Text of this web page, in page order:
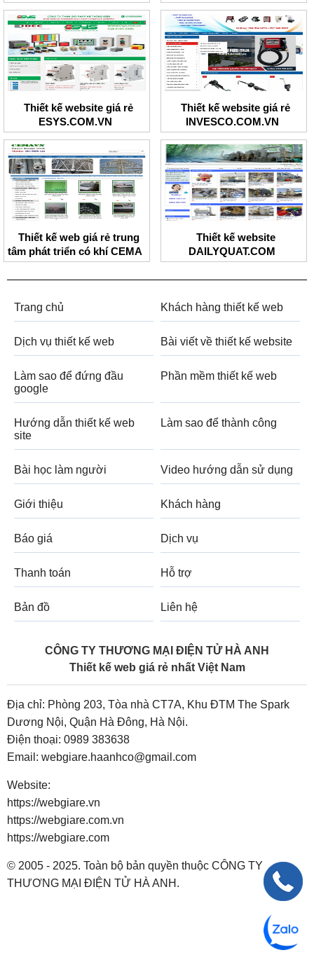
Thiết kế website giá rẻ
ESYS.COM.VN
Thiết kế website giá rẻ
INVESCO.COM.VN
Thiết kế web giá rẻ trung
tâm phát triển có khí CEMA
Thiết kế website
DAILYQUAT.COM
Trang chủ Khách hàng thiết kế web
Dịch vụ thiết kế web Bài viết về thiết kế website
Làm sao để đứng đầu
google
Phần mềm thiết kế web
Hướng dẫn thiết kế web
site
Làm sao để thành công
Bài học làm người Video hướng dẫn sử dụng
Giới thiệu Khách hàng
Báo giá Dịch vụ
Thanh toán Hỗ trợ
Bản đồ Liên hệ
CÔNG TY THƯƠNG MẠI ĐIỆN TỬ HÀ ANH
Thiết kế web giá rẻ nhất Việt Nam
Địa chỉ: Phòng 203, Tòa nhà CT7A, Khu ĐTM The Spark
Dương Nội, Quận Hà Đông, Hà Nội.
Điện thoại: 0989 383638
Email: webgiare.haanhco@gmail.com
Website:
https://webgiare.vn
https://webgiare.com.vn
https://webgiare.com
© 2005 - 2025. Toàn bộ bản quyền thuộc CÔNG TY
THƯƠNG MẠI ĐIỆN TỬ HÀ ANH.